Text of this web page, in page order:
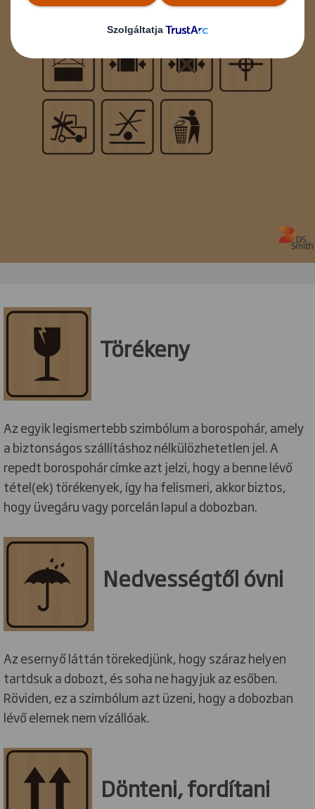
Törékeny
Az egyik legismertebb szimbólum a borospohár, amely
a biztonságos szállításhoz nélkülözhetetlen jel. A
repedt borospohár címke azt jelzi, hogy a benne lévő
tétel(ek) törékenyek, így ha felismeri, akkor biztos,
hogy üvegáru vagy porcelán lapul a dobozban.
Nedvességtől óvni
Az esernyő láttán törekedjünk, hogy száraz helyen
tartdsuk a dobozt, és soha ne hagyjuk az esőben.
Röviden, ez a szimbólum azt üzeni, hogy a dobozban
lévő elemek nem vízállóak.
Dönteni, fordítani